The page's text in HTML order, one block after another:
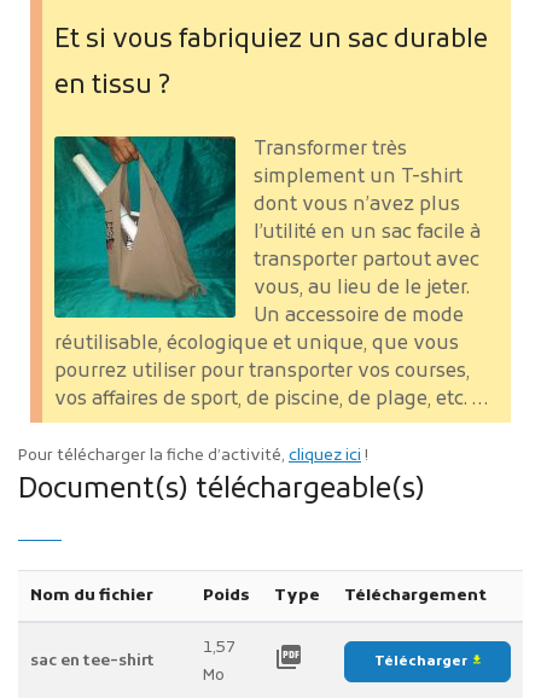
Et si vous fabriquiez un sac durable
en tissu ?
Transformer très
simplement un T-shirt
dont vous n’avez plus
l’utilité en un sac facile à
transporter partout avec
vous, au lieu de le jeter.
Un accessoire de mode
réutilisable, écologique et unique, que vous
pourrez utiliser pour transporter vos courses,
vos affaires de sport, de piscine, de plage, etc. …
Pour télécharger la fiche d’activité, cliquez ici !
Document(s) téléchargeable(s)
Nom du fichier Poids Type Téléchargement
sac en tee-shirt
1,57
Mo
picture_as_pdf Télécharger file_download